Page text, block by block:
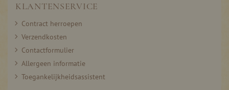
KLANTENSERVICE
Contract herroepen
Verzendkosten
Contactformulier
Allergeen informatie
Toegankelijkheidsassistent